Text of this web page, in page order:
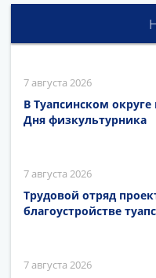
7 августа 2026
В Туапсинском
Дня физкультурника
7 августа 2026
Трудовой отряд
благоустройстве
7 августа 2026